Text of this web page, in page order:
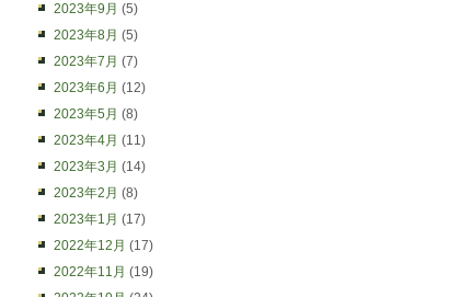
2023年9月 (5)
2023年8月 (5)
2023年7月 (7)
2023年6月 (12)
2023年5月 (8)
2023年4月 (11)
2023年3月 (14)
2023年2月 (8)
2023年1月 (17)
2022年12月 (17)
2022年11月 (19)